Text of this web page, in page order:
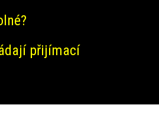
přijímací